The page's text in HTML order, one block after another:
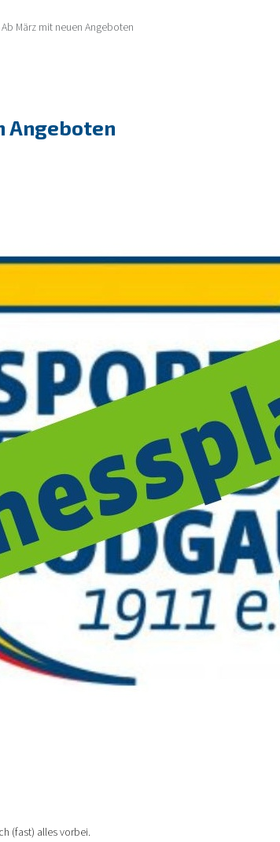
Ab März mit neuen Angeboten
Angeboten
(fast) alles vorbei.